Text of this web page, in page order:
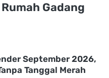
Gadang
September 2026,
Tanggal Merah